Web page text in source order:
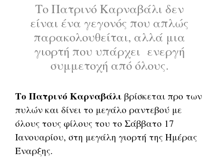
Το Πατρινό Καρναβάλι δεν
είναι ένα γεγονός που απλώς
παρακολουθείται, αλλά μια
γιορτή που υπάρχει ενεργή
συμμετοχή από όλους.
Το Πατρινό Καρναβάλι βρίσκεται προ των
πυλών και δίνει το μεγάλο ραντεβού με
όλους τους φίλους του το Σάββατο 17
Ιανουαρίου, στη μεγάλη γιορτή της Ημέρας
Έναρξης.